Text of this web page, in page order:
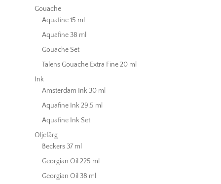
Gouache
Aquafine 15 ml
Aquafine 38 ml
Gouache Set
Talens Gouache Extra Fine 20 ml
Ink
Amsterdam Ink 30 ml
Aquafine Ink 29,5 ml
Aquafine Ink Set
Oljefärg
Beckers 37 ml
Georgian Oil 225 ml
Georgian Oil 38 ml